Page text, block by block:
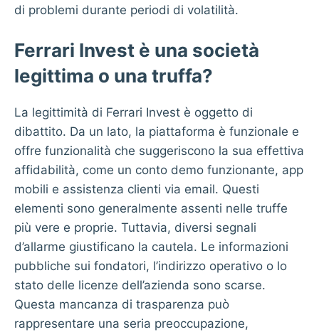
di problemi durante periodi di volatilità.
Ferrari Invest è una società
legittima o una truffa?
La legittimità di Ferrari Invest è oggetto di
dibattito. Da un lato, la piattaforma è funzionale e
offre funzionalità che suggeriscono la sua effettiva
affidabilità, come un conto demo funzionante, app
mobili e assistenza clienti via email. Questi
elementi sono generalmente assenti nelle truffe
più vere e proprie. Tuttavia, diversi segnali
d’allarme giustificano la cautela. Le informazioni
pubbliche sui fondatori, l’indirizzo operativo o lo
stato delle licenze dell’azienda sono scarse.
Questa mancanza di trasparenza può
rappresentare una seria preoccupazione,